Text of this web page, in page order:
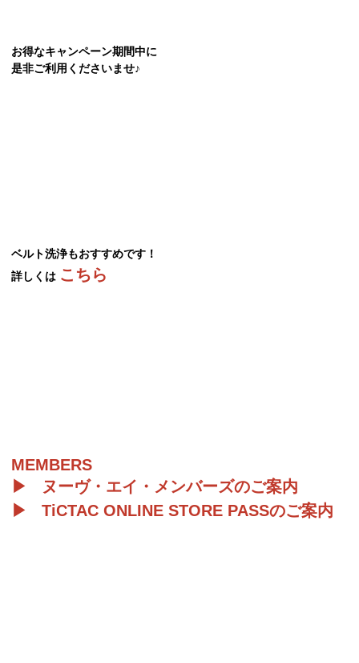
お得なキャンペーン期間中に
是非ご利用くださいませ♪
ベルト洗浄もおすすめです！
詳しくは こちら
MEMBERS
▶︎
ヌーヴ・エイ・メンバーズのご案内
▶︎
TiCTAC ONLINE STORE PASSのご案内